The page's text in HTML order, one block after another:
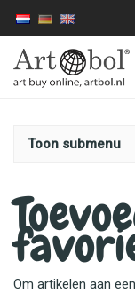
Toon submenu
Om artikelen aan